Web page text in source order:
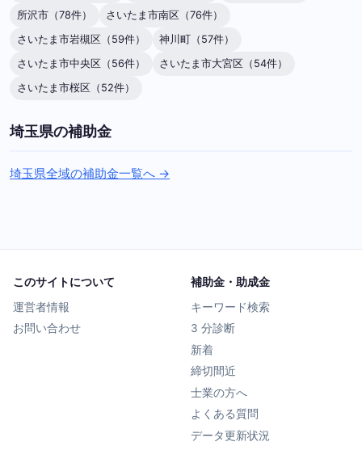
所沢市（78件）
さいたま市南区（76件）
さいたま市岩槻区（59件）
神川町（57件）
さいたま市中央区（56件）
さいたま市大宮区（54件）
さいたま市桜区（52件）
埼玉県の補助金
埼玉県全域の補助金一覧へ →
このサイトについて
運営者情報
お問い合わせ
補助金・助成金
キーワード検索
3 分診断
新着
締切間近
士業の方へ
よくある質問
データ更新状況